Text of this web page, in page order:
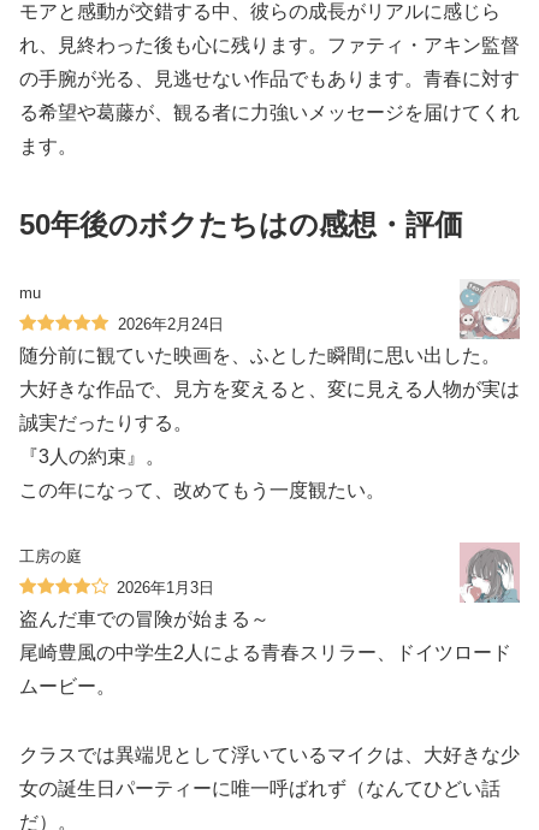
モアと感動が交錯する中、彼らの成長がリアルに感じら
れ、見終わった後も心に残ります。ファティ・アキン監督
の手腕が光る、見逃せない作品でもあります。青春に対す
る希望や葛藤が、観る者に力強いメッセージを届けてくれ
ます。
50年後のボクたちはの感想・評価
mu
2026年2月24日
随分前に観ていた映画を、ふとした瞬間に思い出した。
大好きな作品で、見方を変えると、変に見える人物が実は
誠実だったりする。
『3人の約束』。
この年になって、改めてもう一度観たい。
工房の庭
2026年1月3日
盗んだ車での冒険が始まる～
尾崎豊風の中学生2人による青春スリラー、ドイツロード
ムービー。
クラスでは異端児として浮いているマイクは、大好きな少
女の誕生日パーティーに唯一呼ばれず（なんてひどい話
だ）。